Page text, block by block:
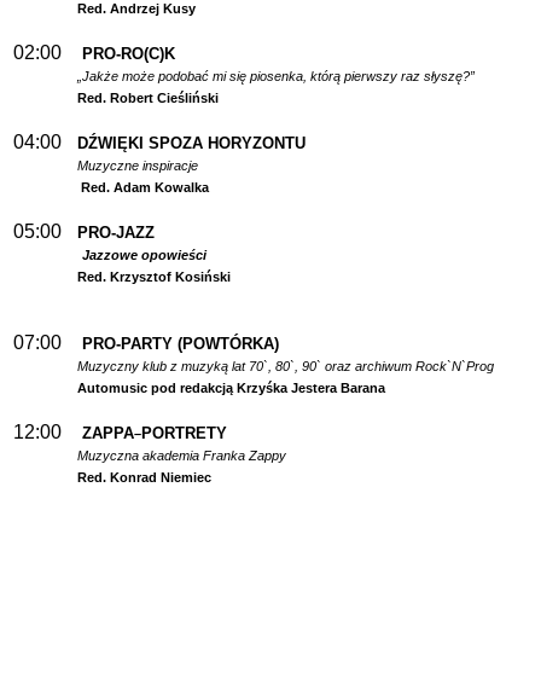
Red. Andrzej Kusy
02:00 PRO-RO(C)K
„Jakże może podobać mi się piosenka, którą pierwszy raz słyszę?”
Red. Robert Cieśliński
04:00 DŹWIĘKI SPOZA HORYZONTU
Muzyczne inspiracje
Red. Adam Kowalka
05:00 PRO-JAZZ
Jazzowe opowieści
Red. Krzysztof Kosiński
07:00 PRO-PARTY (POWTÓRKA)
Muzyczny klub z muzyką lat 70`, 80`, 90` oraz archiwum Rock`N`Prog
Automusic pod redakcją Krzyśka Jestera Barana
12:00 ZAPPA–PORTRETY
Muzyczna akademia Franka Zappy
Red. Konrad Niemiec